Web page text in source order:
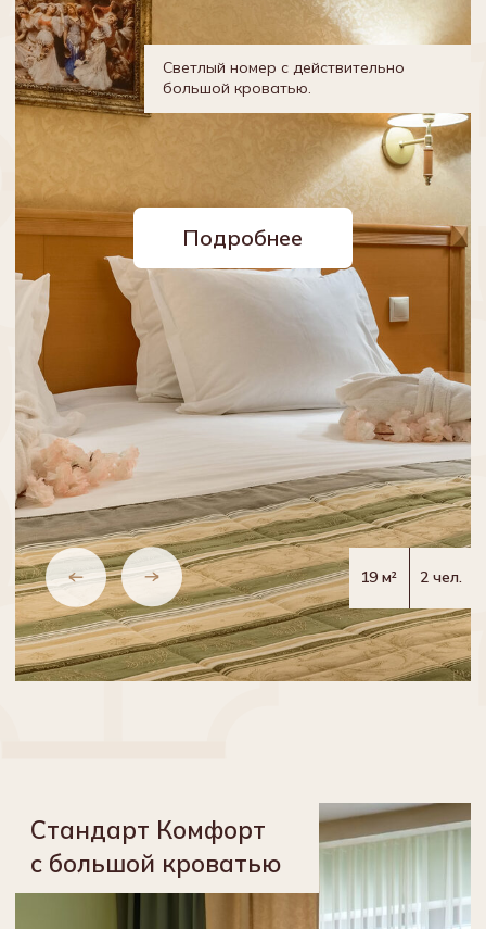
Подробнее
Стандарт Комфорт
с двумя кроватями
Просторный светлый номер с двумя
широкими кроватями.
24 м² 2 чел.
Номера в двух вариациях: с очень
большой кроватью и с двумя